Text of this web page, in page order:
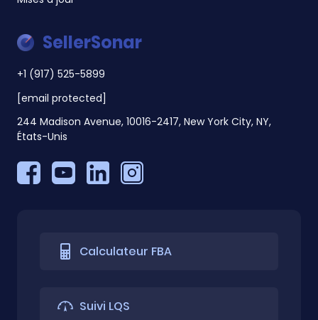
SellerSonar
+1 (917) 525-5899
[email protected]
244 Madison Avenue, 10016-2417, New York City, NY,
États-Unis
Calculateur FBA
Suivi LQS